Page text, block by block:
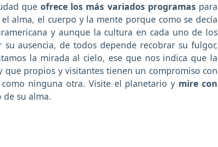
queofrece los más variados programas para
alma, el cuerpo y la mente porque como se decía
y aunque la cultura en cada uno de los
ausencia, de todos depende recobrar su fulgor,
la mirada al cielo, ese que nos indica que la
propios y visitantes tienen un compromiso con
ninguna otra. Visite el planetario y mire con
de su alma.